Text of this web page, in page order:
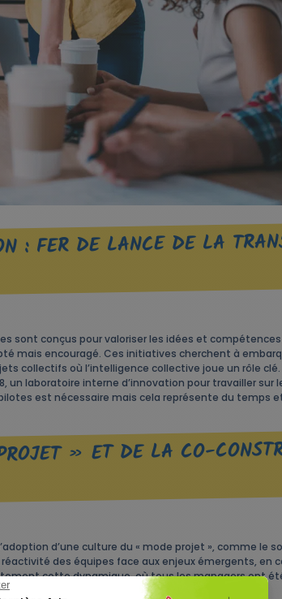
: FER DE LANCE DE LA
sont conçus pour valoriser les idées et
mais encouragé. Ces initiatives cherchent à
collectifs où l’intelligence collective joue un rôle clé.
un laboratoire interne d’innovation pour travailler
est nécessaire mais cela représente du temps
» ET DE LA CO-
d’une culture du « mode projet », comme le
des équipes face aux enjeux émergents, en
cette dynamique, où tous les managers ont
sur la transition environnementale